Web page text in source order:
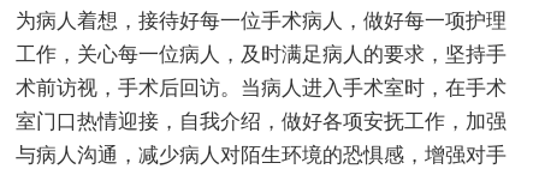
为病人着想，接待好每一位手术病人，做好每一项护理
工作，关心每一位病人，及时满足病人的要求，坚持手
术前访视，手术后回访。当病人进入手术室时，在手术
室门口热情迎接，自我介绍，做好各项安抚工作，加强
与病人沟通，减少病人对陌生环境的恐惧感，增强对手